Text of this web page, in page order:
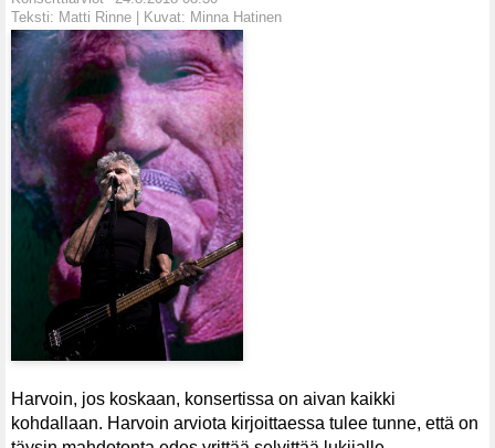
Teksti: Matti Rinne | Kuvat: Minna Hatinen
Harvoin, jos koskaan, konsertissa on aivan kaikki
kohdallaan. Harvoin arviota kirjoittaessa tulee tunne, että on